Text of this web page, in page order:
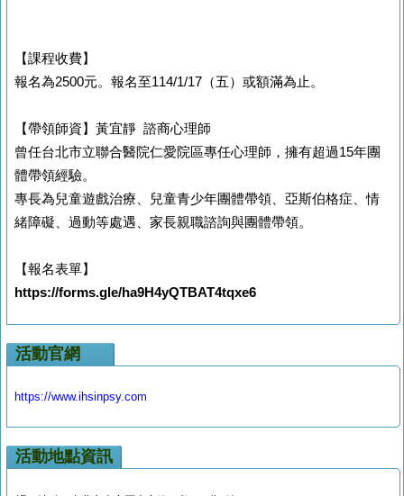
【課程收費】
報名為2500元。報名至114/1/17（五）或額滿為止。
【帶領師資】黃宜靜 諮商心理師
曾任台北市立聯合醫院仁愛院區專任心理師，擁有超過15年團
體帶領經驗。
專長為兒童遊戲治療、兒童青少年團體帶領、亞斯伯格症、情
緒障礙、過動等處遇、家長親職諮詢與團體帶領。
【報名表單】
https://forms.gle/ha9H4yQTBAT4tqxe6
活動官網
https://www.ihsinpsy.com
活動地點資訊